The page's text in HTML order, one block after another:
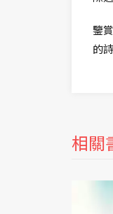
鑒
的
相關